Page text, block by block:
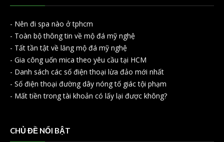
- Nên đi spa nào ở tphcm
- Toàn bộ thông tin về mộ đá mỹ nghệ
- Tất tần tật về lăng mộ đá mỹ nghệ
- Gia công uốn mica theo yêu cầu tại HCM
- Danh sách các số điện thoại lừa đảo mới nhất
- Số điện thoại đường dây nóng tố giác tội phạm
- Mất tiền trong tài khoản có lấy lại được không?
CHỦ ĐỀ NỔI BẬT